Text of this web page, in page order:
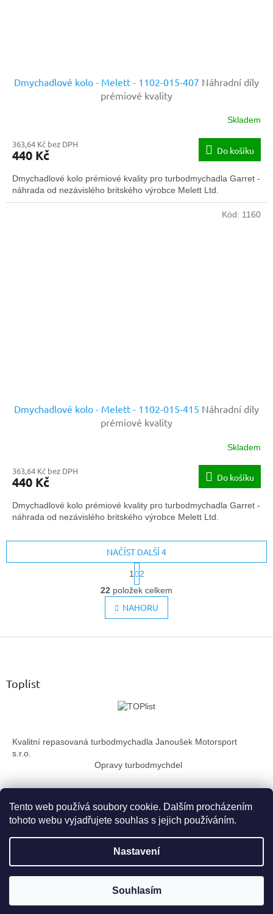
Tento web používá soubory cookie. Dalším procházením
tohoto webu vyjadřujete souhlas s jejich používáním.
Nastavení
Souhlasím
Dmychadlové kolo - Melett - 1102-015-407 Náhradní díly
prémiové kvality
Skladem
363,64 Kč bez DPH
440 Kč Do košíku
Dmychadlové kolo prémiové kvality pro turbodmychadla Garret -
náhrada od nezávislého britského výrobce Melett Ltd.
Dmychadlové kolo - Melett - 1102-015-415 Náhradní díly
prémiové kvality
Skladem
363,64 Kč bez DPH
440 Kč Do košíku
Dmychadlové kolo prémiové kvality pro turbodmychadla Garret -
náhrada od nezávislého britského výrobce Melett Ltd.
Kód: 1160
O
v
l
á
v
k
ý
p
i
s
NAČÍST DALŠÍ 4
S
t
r
á
n
k
v
1
2
22 položek celkem
NAHORU
Toplist
Kvalitní repasovaná turbodmychadla Janoušek Motorsport
s.r.o.
Opravy turbodmychdel
Upravit nastavení cookies